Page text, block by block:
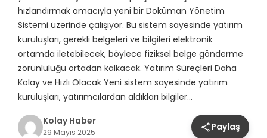
hızlandırmak amacıyla yeni bir Doküman Yönetim
Sistemi üzerinde çalışıyor. Bu sistem sayesinde yatırım
kuruluşları, gerekli belgeleri ve bilgileri elektronik
ortamda iletebilecek, böylece fiziksel belge gönderme
zorunluluğu ortadan kalkacak. Yatırım Süreçleri Daha
Kolay ve Hızlı Olacak Yeni sistem sayesinde yatırım
kuruluşları, yatırımcılardan aldıkları bilgiler…
Kolay Haber
29 Mayıs 2025 Paylaş